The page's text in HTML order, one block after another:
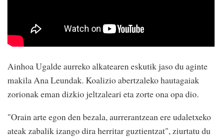
Ainhoa Ugalde aurreko alkatearen eskutik jaso du aginte
makila Ana Leundak. Koalizio abertzaleko hautagaiak
zorionak eman dizkio jeltzaleari eta zorte ona opa dio.
"Orain arte egon den bezala, aurrerantzean ere udaletxeko
ateak zabalik izango dira herritar guztientzat", ziurtatu du